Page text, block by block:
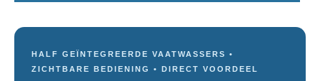
HALF GEÏNTEGREERDE VAATWASSERS •
ZICHTBARE BEDIENING • DIRECT VOORDEEL